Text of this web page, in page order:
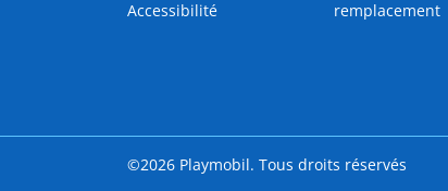
Accessibilité
remplacement
©2026 Playmobil. Tous droits réservés